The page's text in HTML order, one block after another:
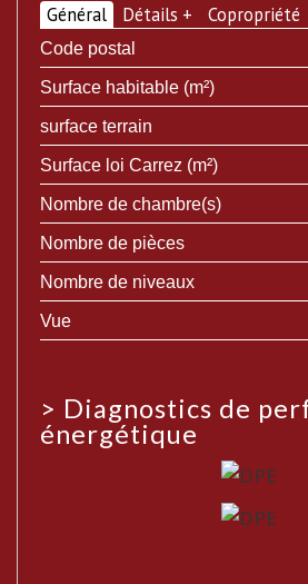
Général Détails + Copropriété
Code postal
Surface habitable (m²)
surface terrain
Surface loi Carrez (m²)
Nombre de chambre(s)
Nombre de pièces
Nombre de niveaux
Vue
> Diagnostics de
énergétique